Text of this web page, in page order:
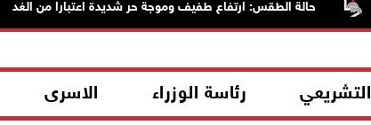
حالة الطقس: ارتفاع طفيف وموجة حر شديدة اعتبارا من الغد
التشريعي رئاسة الوزراء الاسرى